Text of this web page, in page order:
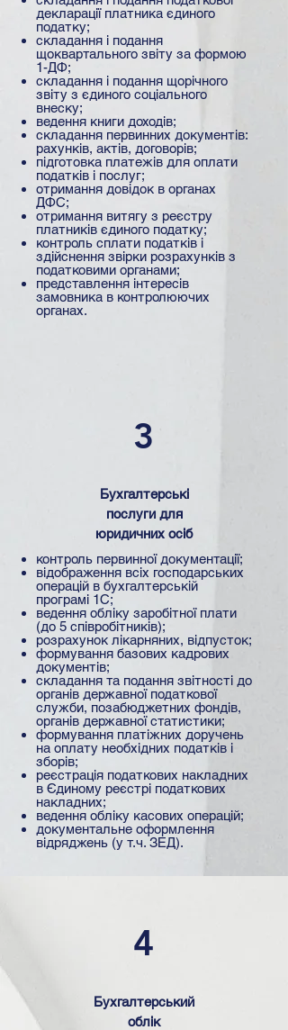
декларації платника єдиного
податку;
складання і подання
щоквартального звіту за формою
1-ДФ;
складання і подання щорічного
звіту з єдиного соціального
внеску;
ведення книги доходів;
складання первинних документів:
рахунків, актів, договорів;
підготовка платежів для оплати
податків і послуг;
отримання довідок в органах
ДФС;
отримання витягу з реєстру
платників єдиного податку;
контроль сплати податків і
здійснення звірки розрахунків з
податковими органами;
представлення інтересів
замовника в контролюючих
органах.
3
Бухгалтерські
послуги для
юридичних осіб​
контроль первинної документації;
відображення всіх господарських
операцій в бухгалтерській
програмі 1С;
ведення обліку заробітної плати
(до 5 співробітників);
розрахунок лікарняних, відпусток;
формування базових кадрових
документів;
складання та подання звітності до
органів державної податкової
служби, позабюджетних фондів,
органів державної статистики;
формування платіжних доручень
на оплату необхідних податків і
зборів;
реєстрація податкових накладних
в Єдиному реєстрі податкових
накладних;
ведення обліку касових операцій;
документальне оформлення
відряджень (у т.ч. ЗЕД).
4
Бухгалтерський
облік